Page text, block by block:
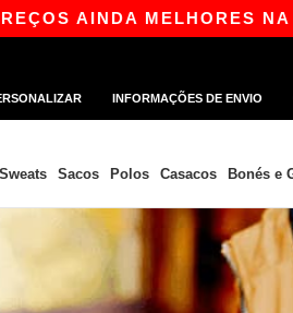
AINDA MELHORES NA
INFORMAÇÕES DE ENVIO
Sweats Sacos Polos Casacos Bonés e